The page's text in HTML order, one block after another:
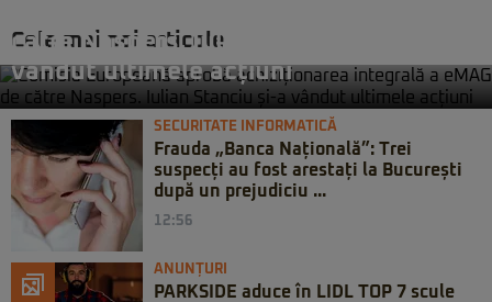
Cele mai noi articole
către Naspers. Iulian Stanciu și-a
vândut ultimele acțiuni
SECURITATE INFORMATICĂ
Frauda „Banca Națională”: Trei
suspecți au fost arestați la București
după un prejudiciu ...
12:56
ANUNȚURI
PARKSIDE aduce în LIDL TOP 7 scule